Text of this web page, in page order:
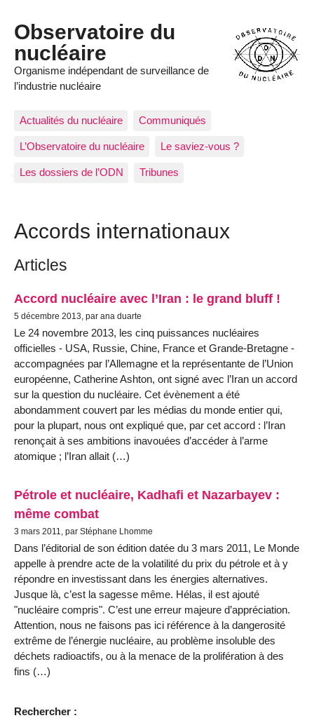
Observatoire du
nucléaire
Organisme indépendant de surveillance de
l’industrie nucléaire
Actualités du nucléaire Communiqués
L’Observatoire du nucléaire Le saviez-vous ?
Les dossiers de l’ODN Tribunes
Accords internationaux
Articles
Accord nucléaire avec l’Iran : le grand bluff !
5 décembre 2013, par ana duarte
Le 24 novembre 2013, les cinq puissances nucléaires
officielles - USA, Russie, Chine, France et Grande-Bretagne -
accompagnées par l’Allemagne et la représentante de l’Union
européenne, Catherine Ashton, ont signé avec l’Iran un accord
sur la question du nucléaire. Cet évènement a été
abondamment couvert par les médias du monde entier qui,
pour la plupart, nous ont expliqué que, par cet accord : l’Iran
renonçait à ses ambitions inavouées d’accéder à l’arme
atomique ; l’Iran allait (…)
Pétrole et nucléaire, Kadhafi et Nazarbayev :
même combat
3 mars 2011, par Stéphane Lhomme
Dans l’éditorial de son édition datée du 3 mars 2011, Le Monde
appelle à prendre acte de la volatilité du prix du pétrole et à y
répondre en investissant dans les énergies alternatives.
Jusque là, c’est la sagesse même. Hélas, il est ajouté
"nucléaire compris". C’est une erreur majeure d’appréciation.
Attention, nous ne faisons pas ici référence à la dangerosité
extrême de l’énergie nucléaire, au problème insoluble des
déchets radioactifs, ou à la menace de la prolifération à des
fins (…)
Rechercher :